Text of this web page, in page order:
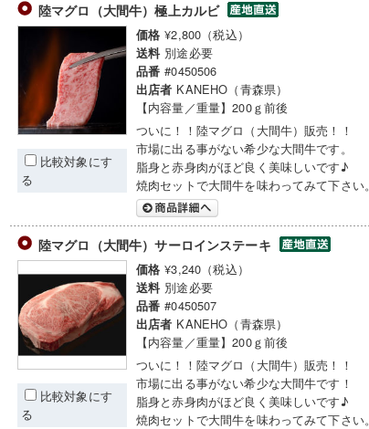
陸マグロ（大間牛）極上カルビ
比較対象にす
る
価格 ¥2,800（税込）
送料 別途必要
品番 #0450506
出店者 KANEHO（青森県）
【内容量／重量】200ｇ前後
ついに！！陸マグロ（大間牛）販売！！
市場に出る事がない希少な大間牛です。
脂身と赤身肉がほど良く美味しいです♪
焼肉セットで大間牛を味わってみて下さい。
陸マグロ（大間牛）サーロインステーキ
比較対象にす
る
価格 ¥3,240（税込）
送料 別途必要
品番 #0450507
出店者 KANEHO（青森県）
【内容量／重量】200ｇ前後
ついに！！陸マグロ（大間牛）販売！！
市場に出る事がない希少な大間牛です！
脂身と赤身肉がほど良く美味しいです♪
焼肉セットで大間牛を味わってみて下さい。